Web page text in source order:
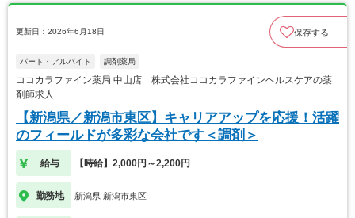
更新日：2026年6月18日 保存する
パート・アルバイト 調剤薬局
ココカラファイン薬局 中山店 株式会社ココカラファインヘルスケアの薬
剤師求人
【新潟県／新潟市東区】キャリアアップを応援！活躍
のフィールドが多彩な会社です＜調剤＞
給与 【時給】2,000円～2,200円
勤務地 新潟県 新潟市東区